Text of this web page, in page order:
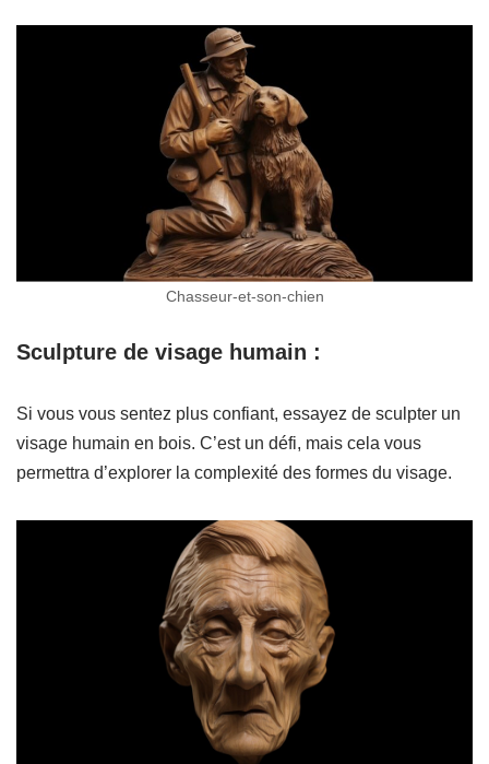
Chasseur-et-son-chien
Sculpture de visage humain :
Si vous vous sentez plus confiant, essayez de sculpter un
visage humain en bois. C’est un défi, mais cela vous
permettra d’explorer la complexité des formes du visage.